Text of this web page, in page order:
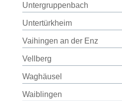
Untergruppenbach
Untertürkheim
Vaihingen an der Enz
Vellberg
Waghäusel
Waiblingen